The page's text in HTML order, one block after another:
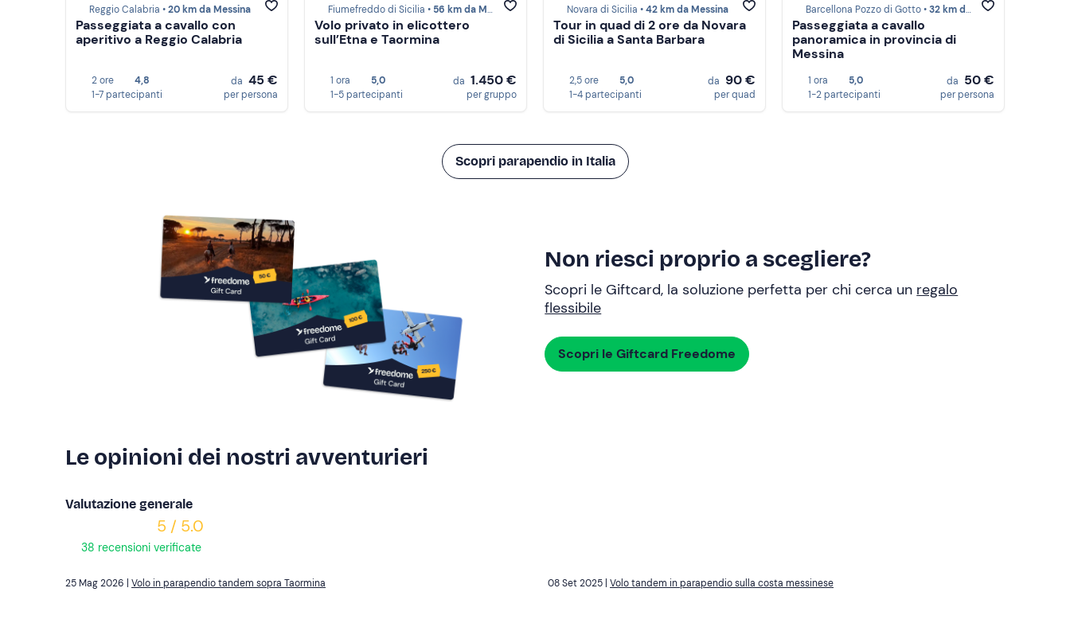
Reggio Calabria •20 km da Messina
Passeggiata a cavallo con
aperitivo a Reggio Calabria
2 ore
4,8
1-7 partecipanti
da 45 €
per persona
Fiumefreddo di Sicilia • 56 km da Messina
Volo privato in elicottero
sull’Etna e Taormina
1 ora
5,0
1-5 partecipanti
da 1.450 €
per gruppo
Novara di Sicilia •42 km da Messina
Tour in quad di 2 ore da Novara
di Sicilia a Santa Barbara
2,5 ore
5,0
1-4 partecipanti
da 90 €
per quad
Barcellona Pozzo di Gotto •32 km da Messina
Passeggiata a cavallo
panoramica in provincia di
Messina
1 ora
5,0
1-2 partecipanti
da 50 €
per persona
Scopri parapendio in Italia
Non riesci proprio a scegliere?
Scopri le Giftcard, la soluzione perfetta per chi cerca un regalo
flessibile
Scopri le Giftcard Freedome
Le opinioni dei nostri avventurieri
Valutazione generale
5 / 5.0
38 recensioni verificate
Volo in parapendio tandem sopra Taormina Volo tandem in parapendio sulla costa messinese